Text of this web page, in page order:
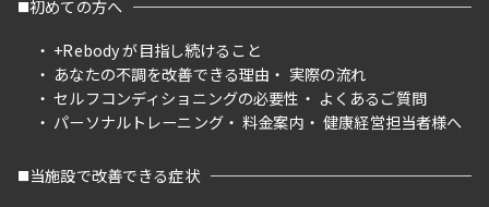
初めての方へ
+Rebody が目指し続けること
あなたの不調を改善できる理由
実際の流れ
セルフコンディショニングの必要性
よくあるご質問
パーソナルトレーニング
料金案内 健康経営担当者様へ
当施設で改善できる症状